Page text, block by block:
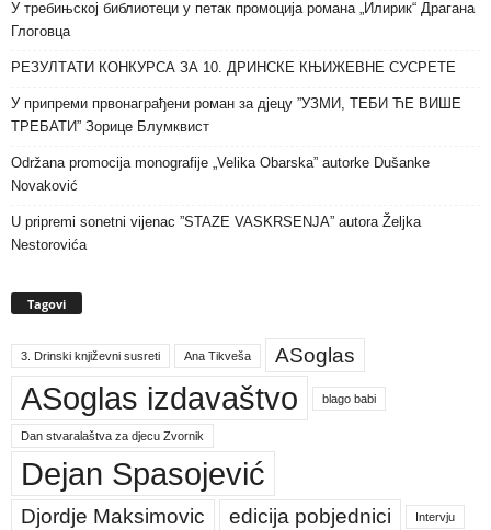
У требињској библиотеци у петак промоција романа „Илирик“ Драгана
Глоговца
РЕЗУЛТАТИ КОНКУРСА ЗА 10. ДРИНСКЕ КЊИЖЕВНЕ СУСРЕТЕ
У припреми првонаграђени роман за дјецу ”УЗМИ, ТЕБИ ЋЕ ВИШЕ
ТРЕБАТИ” Зорице Блумквист
Održana promocija monografije „Velika Obarska” autorke Dušanke
Novaković
U pripremi sonetni vijenac ”STAZE VASKRSENJA” autora Željka
Nestorovića
Tagovi
3. Drinski književni susreti Ana Tikveša ASoglas
ASoglas izdavaštvo blago babi
Dan stvaralaštva za djecu Zvornik
Dejan Spasojević
Djordje Maksimovic edicija pobjednici Intervju